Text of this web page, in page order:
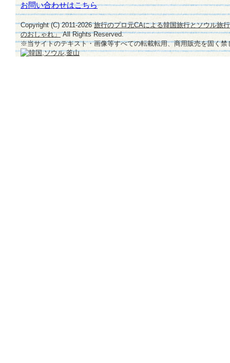
お問い合わせはこちら
Copyright (C) 2011-2026旅行のプロ元CAによる韓国旅行とソウル旅
のおしゃれ」All Rights Reserved.
※当サイトのテキスト・画像等すべての転載転用、商用販売を固く禁